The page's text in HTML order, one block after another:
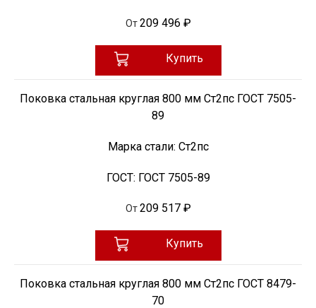
От 209 496 ₽
Купить
Поковка стальная круглая 800 мм Ст2пс ГОСТ 7505-
89
Марка стали: Ст2пс
ГОСТ: ГОСТ 7505-89
От 209 517 ₽
Купить
Поковка стальная круглая 800 мм Ст2пс ГОСТ 8479-
70